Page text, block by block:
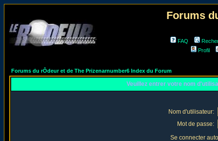
Forums
FAQ
Profil
Forums du rÔdeur et de The Prizenarnumber6 Index du Forum
Veuillez entrer votre nom
Nom d'utilisateur:
Mot de passe:
Se connecter